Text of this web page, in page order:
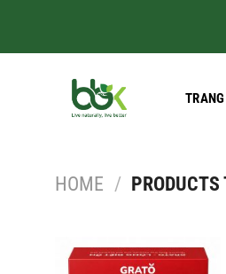
HOME /